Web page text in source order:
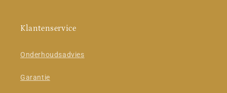
Klantenservice
Onderhoudsadvies
Garantie